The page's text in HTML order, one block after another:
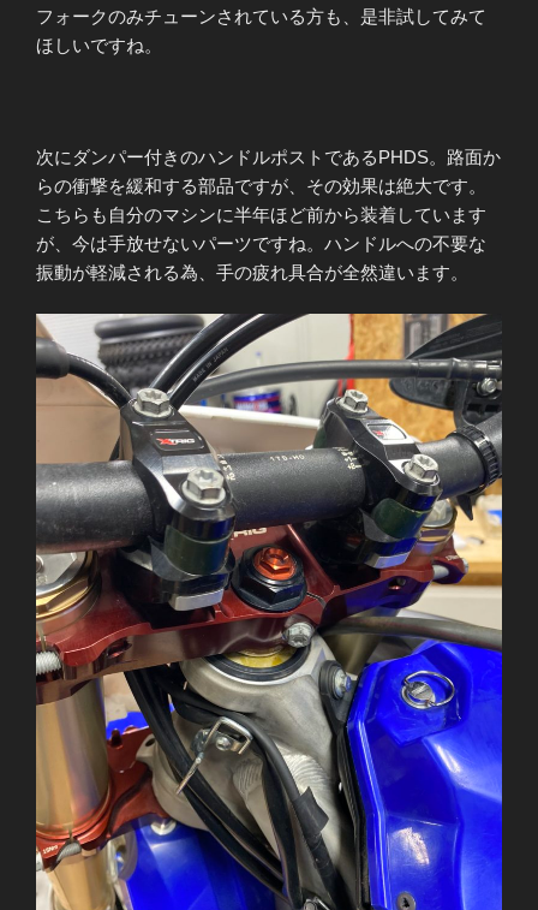
フォークのみチューンされている方も、是非試してみて
ほしいですね。
次にダンパー付きのハンドルポストであるPHDS。路面か
らの衝撃を緩和する部品ですが、その効果は絶大です。
こちらも自分のマシンに半年ほど前から装着しています
が、今は手放せないパーツですね。ハンドルへの不要な
振動が軽減される為、手の疲れ具合が全然違います。